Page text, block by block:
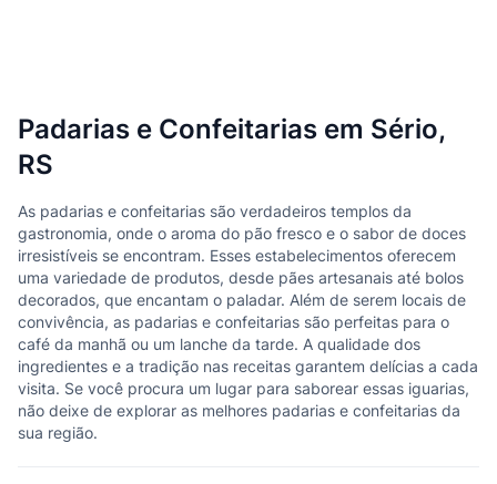
Padarias e Confeitarias em Sério,
RS
As padarias e confeitarias são verdadeiros templos da
gastronomia, onde o aroma do pão fresco e o sabor de doces
irresistíveis se encontram. Esses estabelecimentos oferecem
uma variedade de produtos, desde pães artesanais até bolos
decorados, que encantam o paladar. Além de serem locais de
convivência, as padarias e confeitarias são perfeitas para o
café da manhã ou um lanche da tarde. A qualidade dos
ingredientes e a tradição nas receitas garantem delícias a cada
visita. Se você procura um lugar para saborear essas iguarias,
não deixe de explorar as melhores padarias e confeitarias da
sua região.